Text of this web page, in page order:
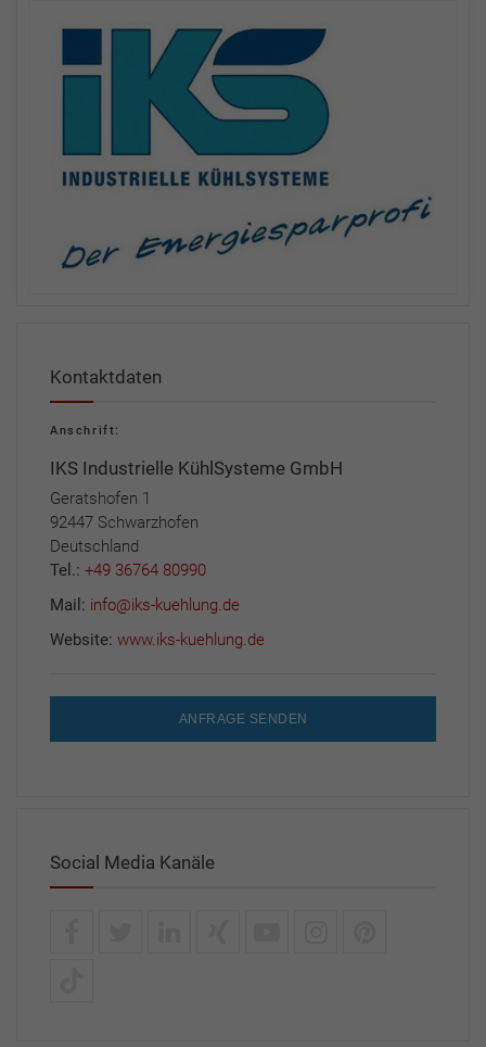
Kontaktdaten
Anschrift:
IKS Industrielle KühlSysteme GmbH
Geratshofen 1
92447 Schwarzhofen
Deutschland
Tel.: +49 36764 80990
Mail: info@iks-kuehlung.de
Website: www.iks-kuehlung.de
ANFRAGE SENDEN
Social Media Kanäle